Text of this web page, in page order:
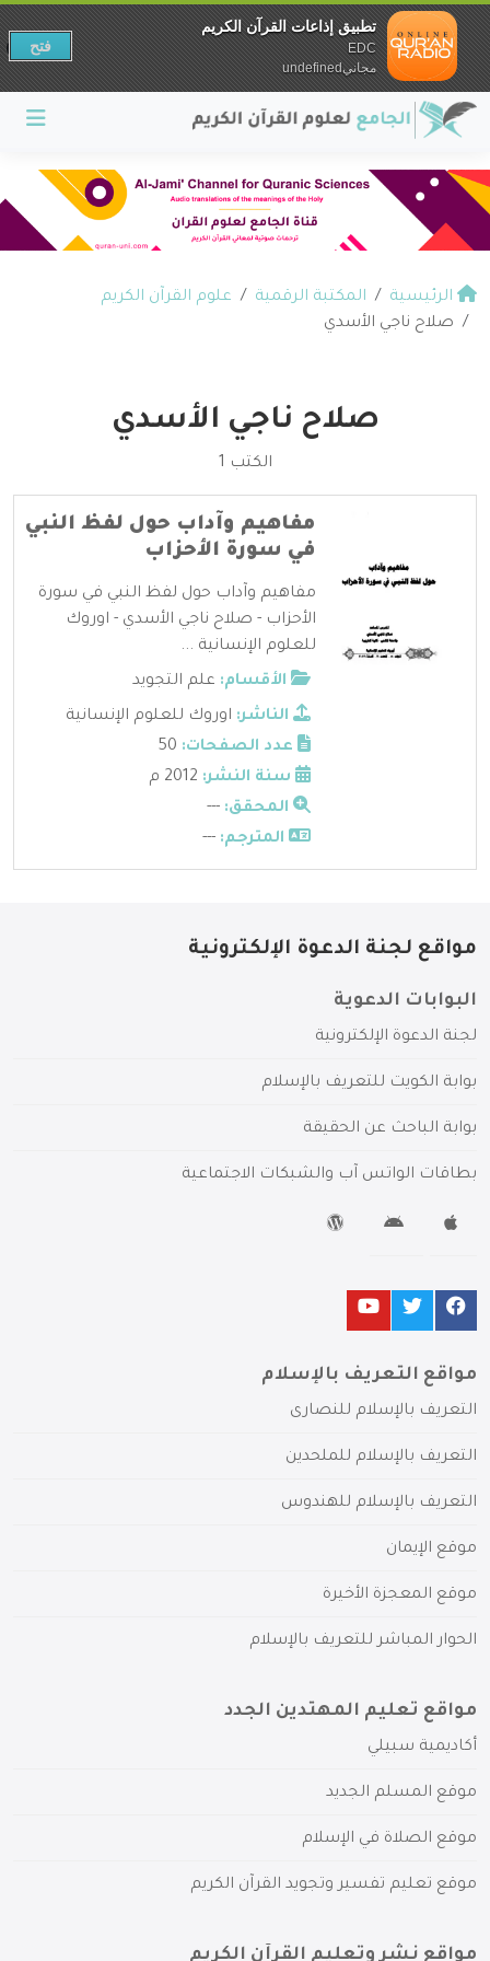
الرئيسية المكتبة الرقمية
علوم القرآن الكريم
صلاح ناجي الأسدي
صلاح ناجي الأسدي
الكتب 1
مفاهيم وآداب حول لفظ النبي
في سورة الأحزاب
مفاهيم وآداب حول لفظ النبي في سورة
الأحزاب - صلاح ناجي الأسدي - اوروك
للعلوم الإنسانية ...
الأقسام: علم التجويد
الناشر: اوروك للعلوم الإنسانية
عدد الصفحات:
سنة النشر:
المحقق: ---
المترجم: ---
مواقع لجنة الدعوة الإلكترونية
البوابات الدعوية
لجنة الدعوة الإلكترونية
بوابة الكويت للتعريف بالإسلام
بوابة الباحث عن الحقيقة
بطاقات الواتس آب والشبكات الاجتماعية
مواقع التعريف بالإسلام
التعريف بالإسلام للنصارى
التعريف بالإسلام للملحدين
التعريف بالإسلام للهندوس
موقع الإيمان
موقع المعجزة الأخيرة
الحوار المباشر للتعريف بالإسلام
مواقع تعليم المهتدين الجدد
أكاديمية سبيلي
موقع المسلم الجديد
موقع الصلاة في الإسلام
موقع تعليم تفسير وتجويد القرآن الكريم
مواقع نشر وتعليم القرآن الكريم
تطبيق إذاعات القرآن الكريم
EDC
مجانيundefined
فتح